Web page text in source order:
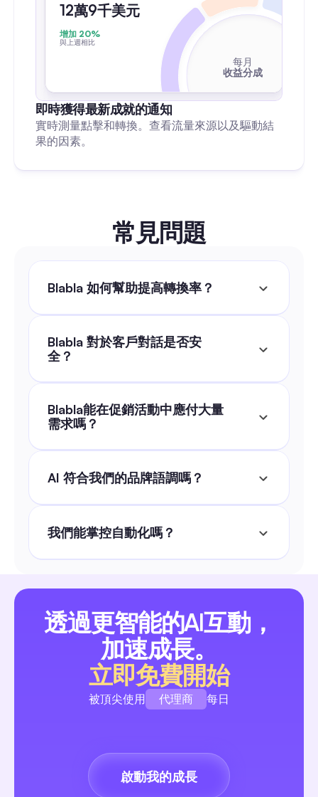
12萬9千美元
增加 20%
與上週相比
每月
收益分成
即時獲得最新成就的通知
實時測量點擊和轉換。查看流量來源以及驅動結
果的因素。
常見問題
Blabla 如何幫助提高轉換率？
Blabla 對於客戶對話是否安
全？
Blabla能在促銷活動中應付大量
需求嗎？
AI 符合我們的品牌語調嗎？
我們能掌控自動化嗎？
透過更智能的AI互動，
加速成長。
立即免費開始
被頂尖使用
代理商
創作者
代理商 每日
啟動我的成長